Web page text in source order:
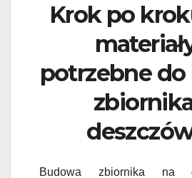
Krok po
potrzebne
Budowa zbiornika na